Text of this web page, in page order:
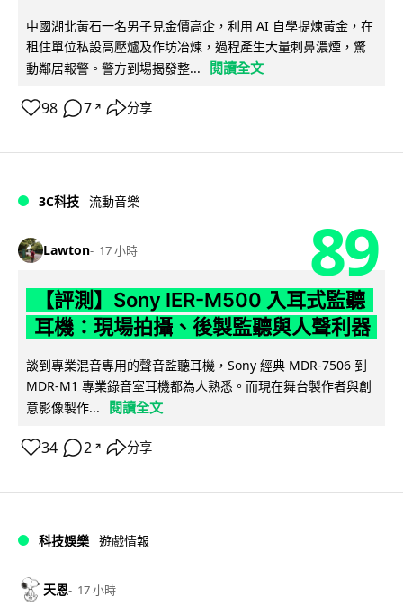
中國湖北黃石一名男子見金價高企，利用 AI 自學提煉黃金，在
租住單位私設高壓爐及作坊冶煉，過程產生大量刺鼻濃煙，驚
動鄰居報警。警方到場揭發整...
閱讀全文
98 7 ↗ 分享
3C科技 流動音樂
Lawton 17 小時 89
【評測】Sony IER-M500 入耳式監聽
耳機：現場拍攝、後製監聽與人聲利器
談到專業混音專用的聲音監聽耳機，Sony 經典 MDR-7506 到
MDR-M1 專業錄音室耳機都為人熟悉。而現在舞台製作者與創
意影像製作...
閱讀全文
34 2 ↗ 分享
科技娛樂 遊戲情報
天恩 17 小時